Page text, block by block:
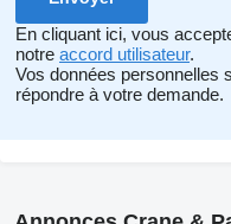
En cliquant ici, vous
notre accord utilisateur.
Vos données personnelles
répondre à votre demande.